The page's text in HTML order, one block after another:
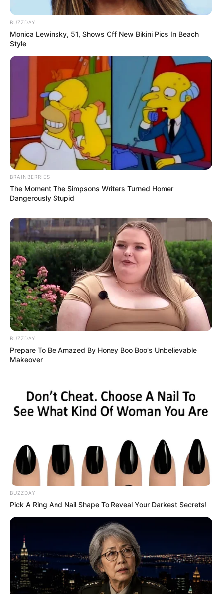
BUZZDAY
Monica Lewinsky, 51, Shows Off New Bikini Pics In Beach
Style
BRAINBERRIES
The Moment The Simpsons Writers Turned Homer
Dangerously Stupid
BUZZDAY
Prepare To Be Amazed By Honey Boo Boo's Unbelievable
Makeover
BUZZDAY
Pick A Ring And Nail Shape To Reveal Your Darkest Secrets!